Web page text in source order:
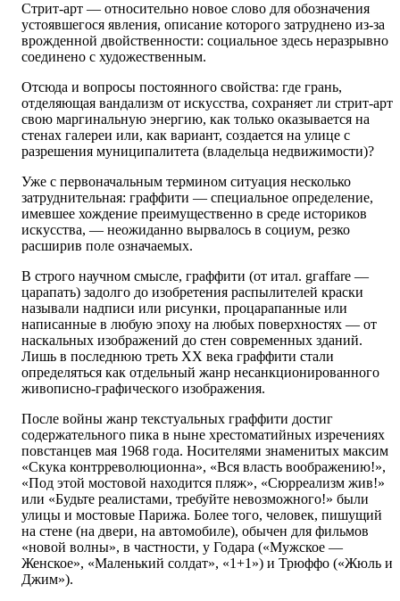
Стрит-арт — относительно новое слово для обозначения
устоявшегося явления, описание которого затруднено из-за
врожденной двойственности: социальное здесь неразрывно
соединено с художественным.
Отсюда и вопросы постоянного свойства: где грань,
отделяющая вандализм от искусства, сохраняет ли стрит-арт
свою маргинальную энергию, как только оказывается на
стенах галереи или, как вариант, создается на улице с
разрешения муниципалитета (владельца недвижимости)?
Уже с первоначальным термином ситуация несколько
затруднительная: граффити — специальное определение,
имевшее хождение преимущественно в среде историков
искусства, — неожиданно вырвалось в социум, резко
расширив поле означаемых.
В строго научном смысле, граффити (от итал. gгаffаrе —
царапать) задолго до изобретения распылителей краски
называли надписи или рисунки, процарапанные или
написанные в любую эпоху на любых поверхностях — от
наскальных изображений до стен современных зданий.
Лишь в последнюю треть ХХ века граффити стали
определяться как отдельный жанр несанкционированного
живописно-графического изображения.
После войны жанр текстуальных граффити достиг
содержательного пика в ныне хрестоматийных изречениях
повстанцев мая 1968 года. Носителями знаменитых максим
«Скука контрреволюционна», «Вся власть воображению!»,
«Под этой мостовой находится пляж», «Сюрреализм жив!»
или «Будьте реалистами, требуйте невозможного!» были
улицы и мостовые Парижа. Более того, человек, пишущий
на стене (на двери, на автомобиле), обычен для фильмов
«новой волны», в частности, у Годара («Мужское —
Женское», «Маленький солдат», «1+1») и Трюффо («Жюль и
Джим»).